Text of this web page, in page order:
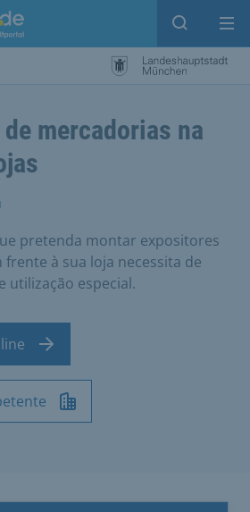
Open
mercadorias na
pretenda montar expositores
à sua loja necessita de
utilização especial.